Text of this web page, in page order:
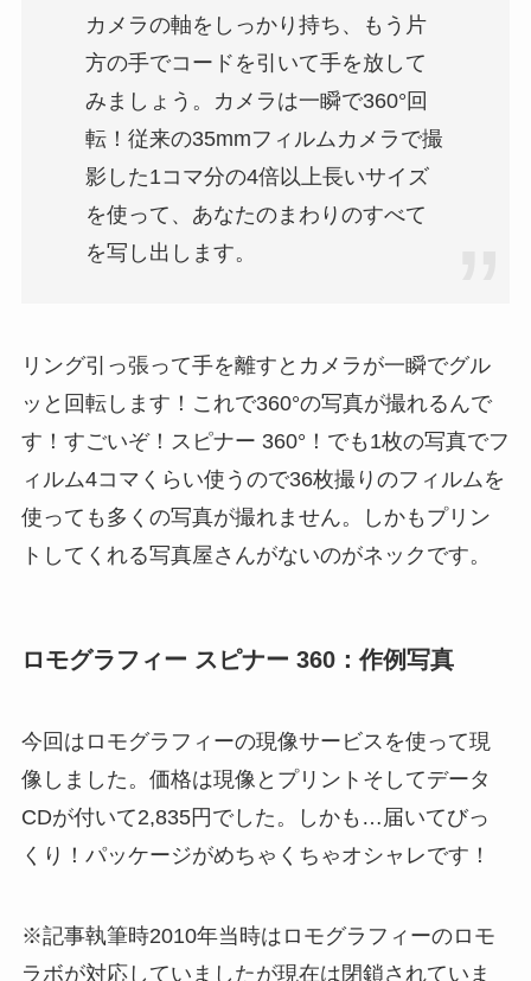
カメラの軸をしっかり持ち、もう片
方の手でコードを引いて手を放して
みましょう。カメラは一瞬で360°回
転！従来の35mmフィルムカメラで撮
影した1コマ分の4倍以上長いサイズ
を使って、あなたのまわりのすべて
を写し出します。
リング引っ張って手を離すとカメラが一瞬でグル
ッと回転します！これで360°の写真が撮れるんで
す！すごいぞ！スピナー 360°！でも1枚の写真でフ
ィルム4コマくらい使うので36枚撮りのフィルムを
使っても多くの写真が撮れません。しかもプリン
トしてくれる写真屋さんがないのがネックです。
ロモグラフィー スピナー 360：作例写真
今回はロモグラフィーの現像サービスを使って現
像しました。価格は現像とプリントそしてデータ
CDが付いて2,835円でした。しかも…届いてびっ
くり！パッケージがめちゃくちゃオシャレです！
※記事執筆時2010年当時はロモグラフィーのロモ
ラボが対応していましたが現在は閉鎖されていま